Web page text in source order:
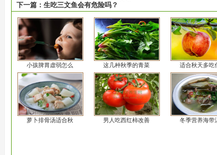
下一篇： 生吃三文鱼会有危险吗？
小孩脾胃虚弱怎么 这几种秋季的青菜 适合秋天多吃
萝卜排骨汤适合秋 男人吃西红柿改善 冬季营养海带